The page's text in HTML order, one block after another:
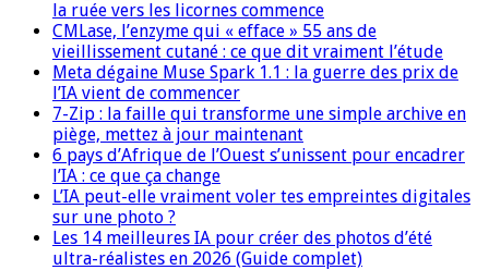
la ruée vers les licornes commence
CMLase, l’enzyme qui « efface » 55 ans de
vieillissement cutané : ce que dit vraiment l’étude
Meta dégaine Muse Spark 1.1 : la guerre des prix de
l’IA vient de commencer
7-Zip : la faille qui transforme une simple archive en
piège, mettez à jour maintenant
6 pays d’Afrique de l’Ouest s’unissent pour encadrer
l’IA : ce que ça change
L’IA peut-elle vraiment voler tes empreintes digitales
sur une photo ?
Les 14 meilleures IA pour créer des photos d’été
ultra-réalistes en 2026 (Guide complet)